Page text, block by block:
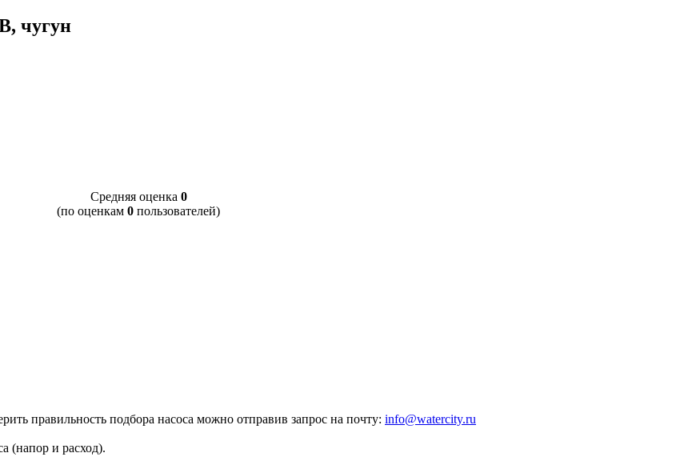
чугун
Cредняя оценка 0
(по оценкам 0 пользователей)
правильность подбора насоса можно отправив запрос на почту: info@watercity.ru
(напор и расход).